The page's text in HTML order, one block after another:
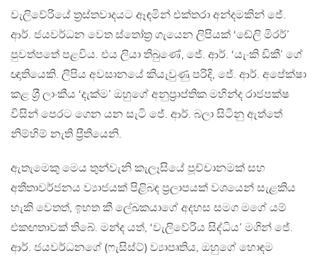
වැලිවේරියේ ත‍්‍රස්තවාදයට ඈඳමින් එක්තරා අන්දමකින් ජේ.
ආර්. ජයවර්ධන වෙත ස්තෝත‍්‍ර ගැයෙන ලිපියක් ‘ඬේලි මිරර්’
පුවත්පතේ පළවිය. එය ලියා තිබුණේ, ජේ. ආර්. ‘යැංකි ඩිකී’ ගේ
ඥාතියෙකි. ලිපිය අවසානයේ කියැවුණු පරිදි, ජේ. ආර්. අපේක්ෂා
කළ ශ‍්‍රී ලාංකීය ‘දැක්ම’ ඔහුගේ අනුප‍්‍රාප්තික මහින්ද රාජපක්ෂ
විසින් පෙරට ගෙන යන සැටි ජේ. ආර්. බලා සිටිනු ඇත්තේ
නිම්හිම් නැති ප‍්‍රීතියෙනි.
ඇතැමෙකු මෙය තුන්වැනි කැලෑසියේ පූච්චානමක් සහ
අතීතාවර්ජනය ව්‍යාජයක් පිළිබඳ ප‍්‍රලාපයක් වශයෙන් සැළකිය
හැකි වෙතත්, ඉහත කී ලේඛකයාගේ අදහස සමග මගේ යම්
එකඟතාවක් තිබේ. මන්ද යත්, ‘වැලිවේරිය සිද්ධිය’ මගින් ජේ.
ආර්. ජයවර්ධනගේ (ෆැසිස්ට්) ව්‍යාපෘතිය, ඔහුගේ හොඳම